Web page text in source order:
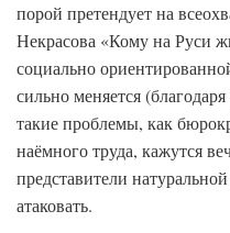
порой претендует на
Некрасова «Кому на Руси
социально
сильно меняется
такие проблемы, как
наёмного труда, кажутся
представители
атаковать.